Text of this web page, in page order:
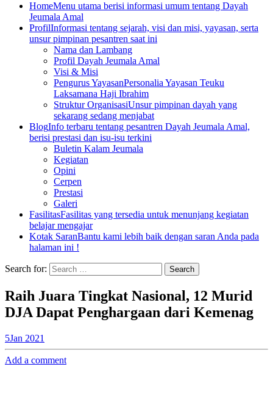
HomeMenu utama berisi informasi umum tentang Dayah
Jeumala Amal
ProfilInformasi tentang sejarah, visi dan misi, yayasan, serta
unsur pimpinan pesantren saat ini
Nama dan Lambang
Profil Dayah Jeumala Amal
Visi & Misi
Pengurus YayasanPersonalia Yayasan Teuku
Laksamana Haji Ibrahim
Struktur OrganisasiUnsur pimpinan dayah yang
sekarang sedang menjabat
BlogInfo terbaru tentang pesantren Dayah Jeumala Amal,
berisi prestasi dan isu-isu terkini
Buletin Kalam Jeumala
Kegiatan
Opini
Cerpen
Prestasi
Galeri
FasilitasFasilitas yang tersedia untuk menunjang kegiatan
belajar mengajar
Kotak SaranBantu kami lebih baik dengan saran Anda pada
halaman ini !
Search for:
Raih Juara Tingkat Nasional, 12 Murid
DJA Dapat Penghargaan dari Kemenag
5Jan 2021
Add a comment